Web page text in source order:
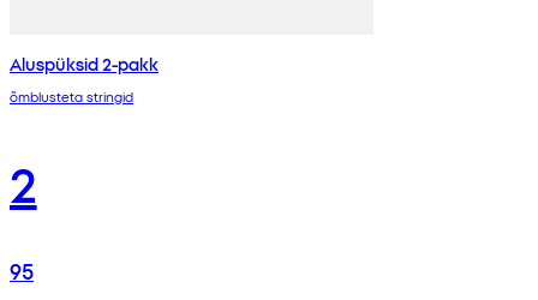
Aluspüksid 2-pakk
õmblusteta stringid
2
95